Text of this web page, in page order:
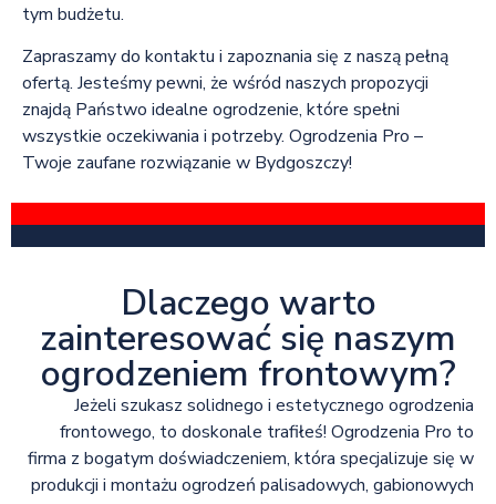
tym budżetu.
Zapraszamy do kontaktu i zapoznania się z naszą pełną
ofertą. Jesteśmy pewni, że wśród naszych propozycji
znajdą Państwo idealne ogrodzenie, które spełni
wszystkie oczekiwania i potrzeby. Ogrodzenia Pro –
Twoje zaufane rozwiązanie w Bydgoszczy!
Dlaczego warto
zainteresować się naszym
ogrodzeniem frontowym?
Jeżeli szukasz solidnego i estetycznego ogrodzenia
frontowego, to doskonale trafiłeś! Ogrodzenia Pro to
firma z bogatym doświadczeniem, która specjalizuje się w
produkcji i montażu ogrodzeń palisadowych, gabionowych